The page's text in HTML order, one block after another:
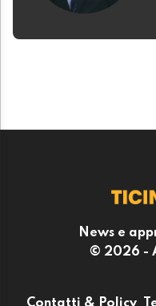
News e
© 2026 -
Contatti & Policy